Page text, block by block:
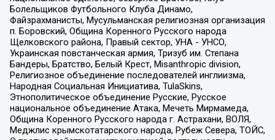
Болельщиков Футбольного Клуба Динамо,
Файзрахманисты, Мусульманская религиозная организация
п. Боровский, Община Коренного Русского народа
Щелковского района, Правый сектор, УНА - УНСО,
Украинская повстанческая армия, Тризуб им. Степана
Бандеры, Братство, Белый Крест, Misanthropic division,
Религиозное объединение последователей инглиизма,
Народная Социальная Инициатива, TulaSkins,
Этнополитическое объединение Русские, Русское
национальное объединение Атака, Мечеть Мирмамеда,
Община Коренного Русского народа г. Астрахани, ВОЛЯ,
Меджлис крымскотатарского народа, Рубеж Севера, ТОЙС,